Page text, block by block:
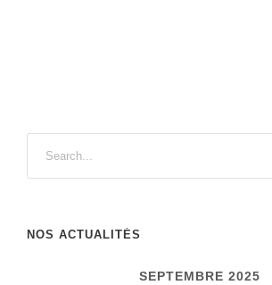
NOS ACTUALITÉS
SEPTEMBRE 2025